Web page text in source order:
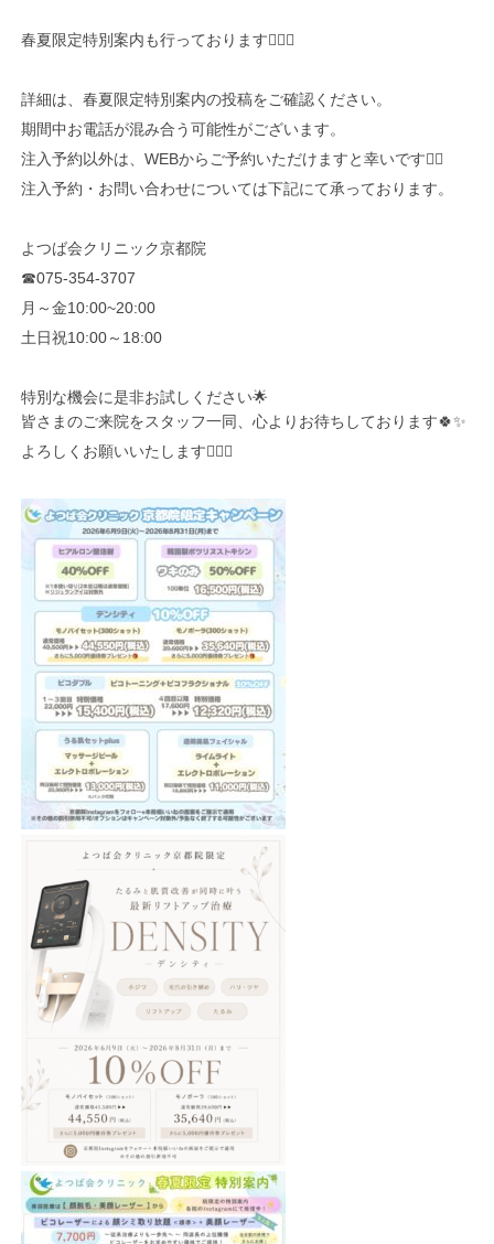
春夏限定特別案内も行っております💁‍♀️✨
詳細は、春夏限定特別案内の投稿をご確認ください。
期間中お電話が混み合う可能性がございます。
注入予約以外は、WEBからご予約いただけますと幸いです🙇‍♀️
注入予約・お問い合わせについては下記にて承っております。
よつば会クリニック京都院
☎075-354-3707
月～金10:00~20:00
土日祝10:00～ 18:00
特別な機会に是非お試しください🌟
皆さまのご来院をスタッフ一同、心よりお待ちしております🍀✨
よろしくお願いいたします🙇‍♀️✨